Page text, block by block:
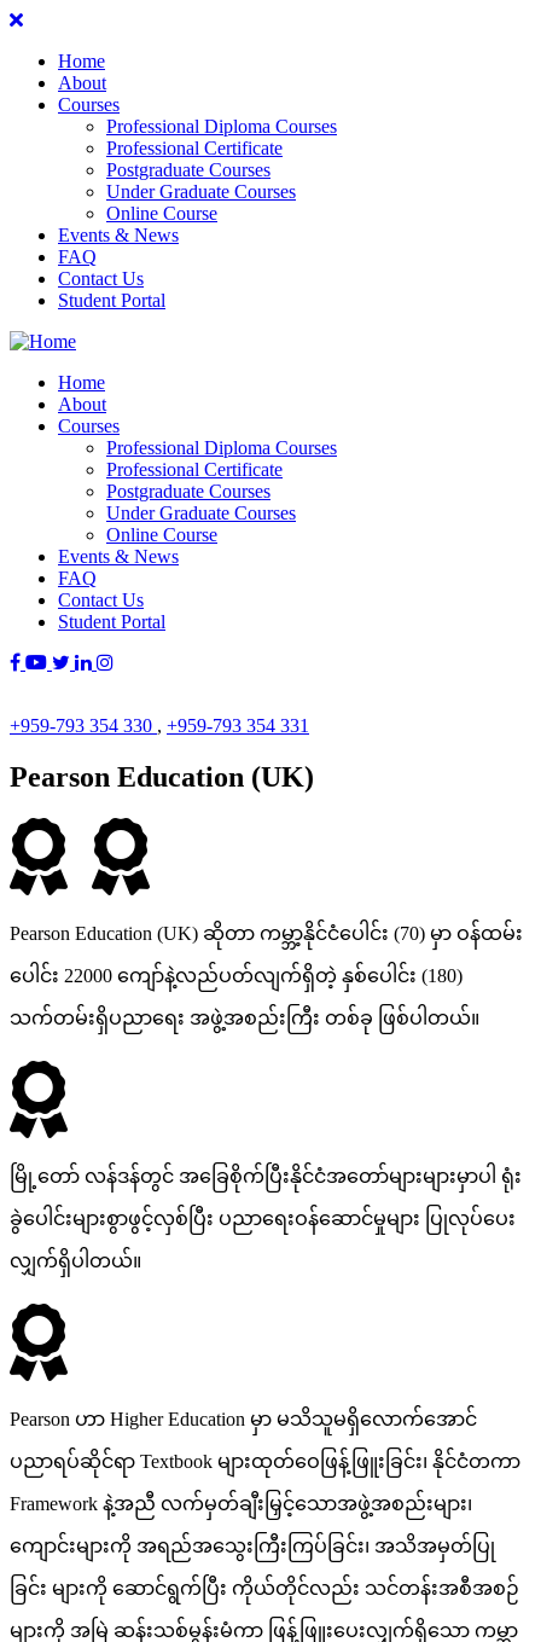
Home
About
Courses
Professional Diploma Courses
Professional Certificate
Postgraduate Courses
Under Graduate Courses
Online Course
Events & News
FAQ
Contact Us
Student Portal
Home
About
Courses
Professional Diploma Courses
Professional Certificate
Postgraduate Courses
Under Graduate Courses
Online Course
Events & News
FAQ
Contact Us
Student Portal
+959-793 354 330 , +959-793 354 331
Pearson Education (UK)
Pearson Education (UK) ဆိုတာ ကမ္ဘာ့နိုင်ငံပေါင်း (70) မှာ ဝန်ထမ်း
ပေါင်း 22000 ကျော်နဲ့လည်ပတ်လျက်ရှိတဲ့ နှစ်ပေါင်း (180)
သက်တမ်းရှိပညာရေး အဖွဲ့အစည်းကြီး တစ်ခု ဖြစ်ပါတယ်။
မြို့တော် လန်ဒန်တွင် အခြေစိုက်ပြီးနိုင်ငံအတော်များများမှာပါ ရုံး
ခွဲပေါင်းများစွာဖွင့်လှစ်ပြီး ပညာရေးဝန်ဆောင်မှုများ ပြုလုပ်ပေး
လျှက်ရှိပါတယ်။
Pearson ဟာ Higher Education မှာ မသိသူမရှိလောက်အောင်
ပညာရပ်ဆိုင်ရာ Textbook များထုတ်ဝေဖြန့်ဖြူးခြင်း၊ နိုင်ငံတကာ
Framework နဲ့အညီ လက်မှတ်ချီးမြှင့်သောအဖွဲ့အစည်းများ၊
ကျောင်းများကို အရည်အသွေးကြီးကြပ်ခြင်း၊ အသိအမှတ်ပြု
ခြင်း များကို ဆောင်ရွက်ပြီး ကိုယ်တိုင်လည်း သင်တန်းအစီအစဉ်
များကို အမြဲ ဆန်းသစ်မွန်းမံကာ ဖြန့်ဖြူးပေးလျှက်ရှိသော ကမ္ဘာ